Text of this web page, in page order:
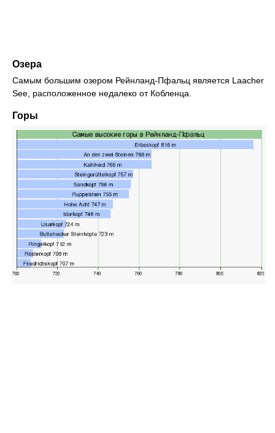
Озера
Самым большим озером Рейнланд-Пфальц является Laacher
See, расположенное недалеко от Кобленца.
Горы